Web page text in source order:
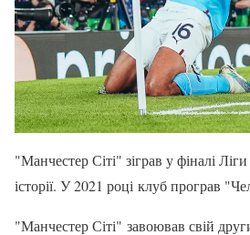
"Манчестер Сіті" зіграв у фіналі
історії. У 2021 році клуб програв
"Манчестер Сіті" завоював свій